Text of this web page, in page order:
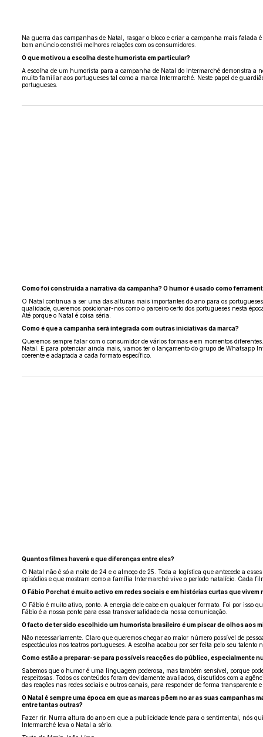
Na guerra das campanhas de Natal, rasgar o bloco e criar a campanha mais falada
bom anúncio constrói melhores relações com os consumidores.
O que motivou a escolha deste humorista em particular?
A escolha de um humorista para a campanha de Natal do Intermarché demonstra a
muito familiar aos portugueses tal como a marca Intermarché. Neste papel de
portugueses.
Como foi construída a narrativa da campanha? O humor é usado como
O Natal continua a ser uma das alturas mais importantes do ano para os
qualidade, queremos posicionar-nos como o parceiro certo dos portugueses nesta
Até porque o Natal é coisa séria.
Como é que a campanha será integrada com outras iniciativas da marca?
Queremos sempre falar com o consumidor de vários formas e em momentos
Natal. E para potenciar ainda mais, vamos ter o lançamento do grupo de Whatsapp
coerente e adaptada a cada formato específico.
Quantos filmes haverá e que diferenças entre eles?
O Natal não é só a noite de 24 e o almoço de 25. Toda a logística que antecede a
episódios e que mostram como a família Intermarché vive o período natalício. Cada
O Fábio Porchat é muito activo em redes sociais e em histórias curtas que
O Fábio é muito ativo, ponto. A energia dele cabe em qualquer formato. Foi por isso
Fábio é a nossa ponte para essa transversalidade da nossa comunicação.
O facto de ter sido escolhido um humorista brasileiro é um piscar de olhos aos
Não necessariamente. Claro que queremos chegar ao maior número possível de
espectáculos nos teatros portugueses. A escolha acabou por ser feita pelo seu
Como estão a preparar-se para possíveis reacções do público, especialmente
Sabemos que o humor é uma linguagem poderosa, mas também sensível, porque
respeitosas. Todos os conteúdos foram devidamente avaliados, discutidos com a
das reações nas redes sociais e outros canais, para responder de forma
O Natal é sempre uma época em que as marcas põem no ar as suas
entre tantas outras?
Fazer rir. Numa altura do ano em que a publicidade tende para o sentimental, nós
Intermarché leva o Natal a sério.